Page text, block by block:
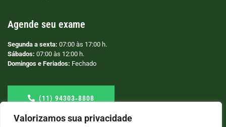
Valorizamos sua privacidade
Agende seu exame
Segunda a sexta: 07:00 às 17:00 h.
Sábados: 07:00 às 12:00 h.
Domingos e Feriados: Fechado
(11) 94303‑8808